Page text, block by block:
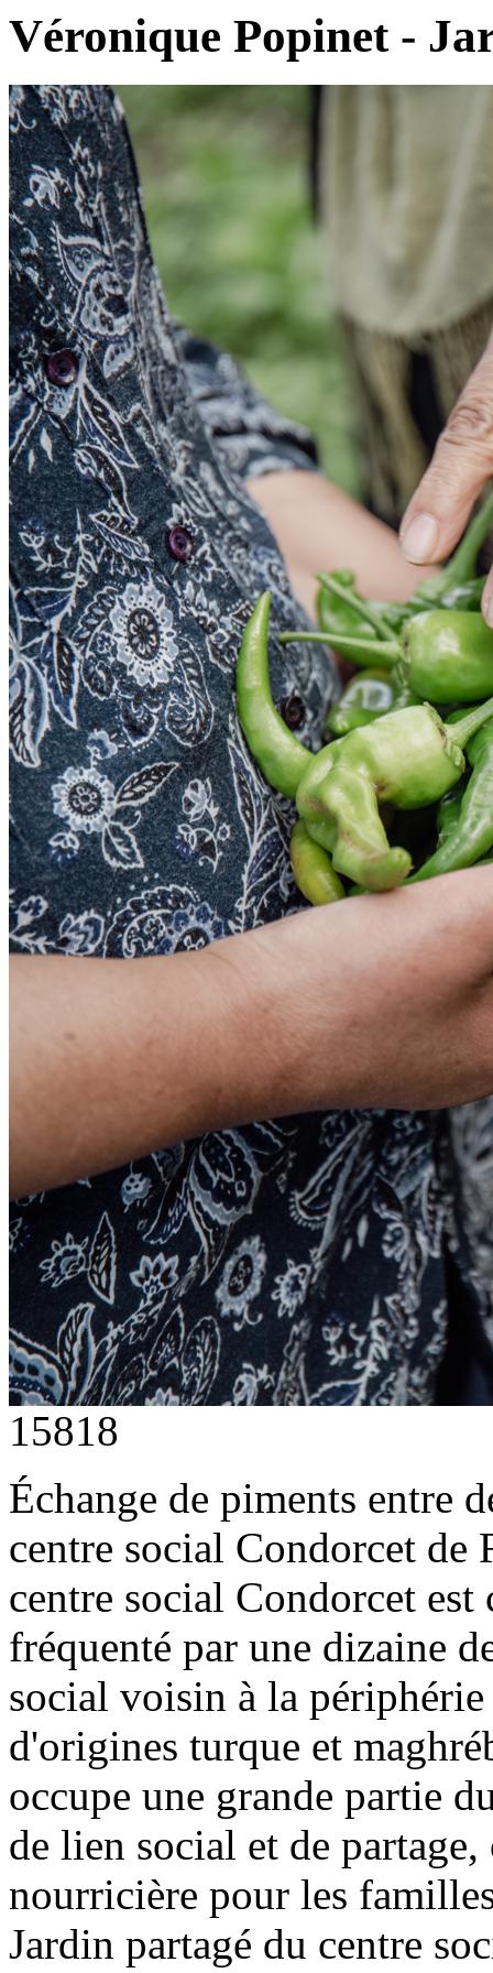
Véronique Popinet -
15818
Échange de piments entre
centre social Condorcet
centre social Condorcet
fréquenté par une dizaine
social voisin à la
d'origines turque et
occupe une grande partie
de lien social et de
nourricière pour les
Jardin partagé du centre